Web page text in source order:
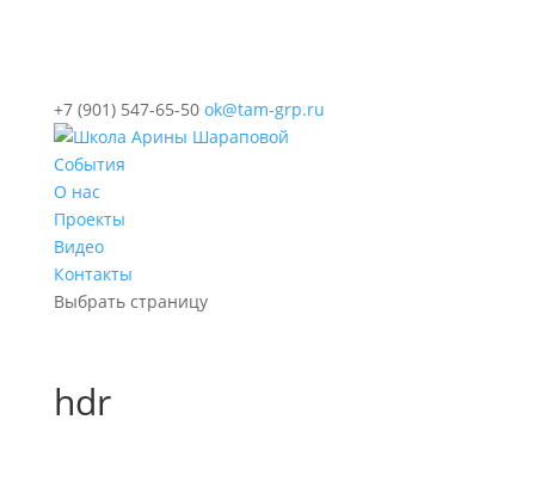
+7 (901) 547-65-50 ok@tam-grp.ru
События
О нас
Проекты
Видео
Контакты
Выбрать страницу
hdr